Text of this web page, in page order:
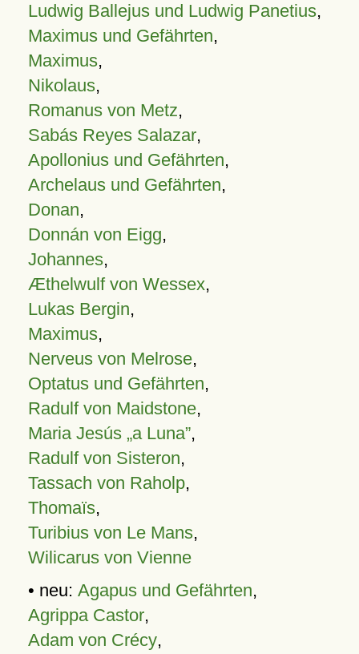
Ludwig Ballejus und Ludwig Panetius,
Maximus und Gefährten,
Maximus,
Nikolaus,
Romanus von Metz,
Sabás Reyes Salazar,
Apollonius und Gefährten,
Archelaus und Gefährten,
Donan,
Donnán von Eigg,
Johannes,
Æthelwulf von Wessex,
Lukas Bergin,
Maximus,
Nerveus von Melrose,
Optatus und Gefährten,
Radulf von Maidstone,
Maria Jesús „a Luna”,
Radulf von Sisteron,
Tassach von Raholp,
Thomaïs,
Turibius von Le Mans,
Wilicarus von Vienne
• neu: Agapus und Gefährten,
Agrippa Castor,
Adam von Crécy,